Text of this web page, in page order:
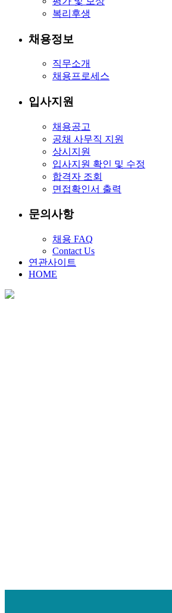
복리후생
채용정보
직무소개
채용프로세스
입사지원
채용공고
공채 사무직 지원
상시지원
입사지원 확인 및 수정
합격자 조회
면접확인서 출력
문의사항
채용 FAQ
Contact Us
연관사이트
HOME